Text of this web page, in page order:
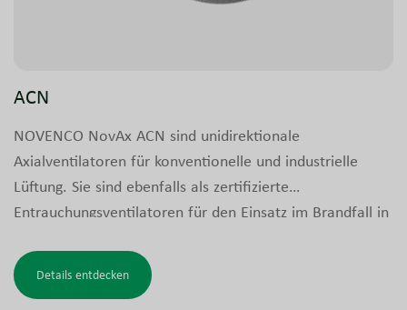
ACN
NOVENCO NovAx ACN sind unidirektionale
Axialventilatoren für konventionelle und industrielle
Lüftung. Sie sind ebenfalls als zertifizierte
Entrauchungsventilatoren für den Einsatz im Brandfall in
und ähnlichen Anlagen erhältlich. Das Design ist getestet
und gemäß den Anforderungen für Entrauchungsanlagen
Details entdecken